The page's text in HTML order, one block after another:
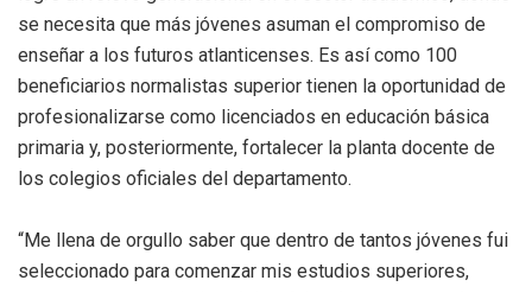
se necesita que más jóvenes asuman el compromiso de
enseñar a los futuros atlanticenses. Es así como 100
beneficiarios normalistas superior tienen la oportunidad de
profesionalizarse como licenciados en educación básica
primaria y, posteriormente, fortalecer la planta docente de
los colegios oficiales del departamento.
“Me llena de orgullo saber que dentro de tantos jóvenes fui
seleccionado para comenzar mis estudios superiores,